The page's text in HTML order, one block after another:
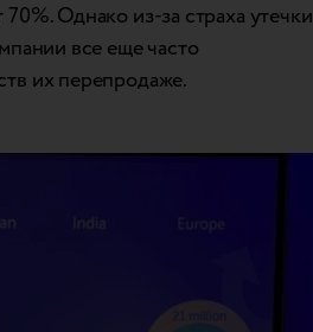
Однако из-за страха утечки
все еще часто
их перепродаже.